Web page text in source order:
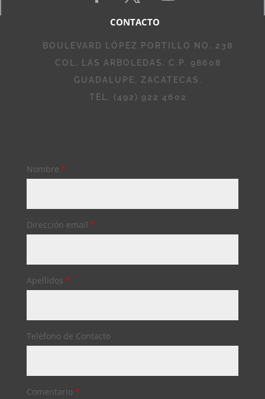
CONTACTO
BOULEVARD LÓPEZ PORTILLO NO. 238
COL. LAS ARBOLEDAS, C.P. 98608
GUADALUPE, ZACATECAS.
TEL. (492) 922 4602
Nombre *
Dirección email *
Apellidos *
Teléfono de Contacto
Comentario *